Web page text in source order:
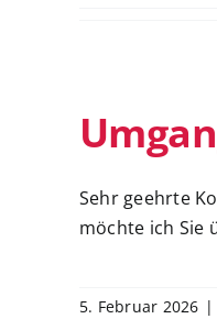
Sehr geehrte
möchte ich Sie
5. Februar 2026 |